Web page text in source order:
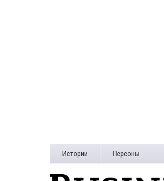
Истории Персоны